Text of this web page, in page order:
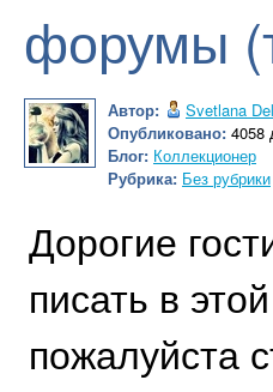
форумы
Автор:
Svetlana
Опубликовано: 4058
Блог: Коллекционер
Рубрика: Без рубрики
Дорогие
писать в
пожалуйста